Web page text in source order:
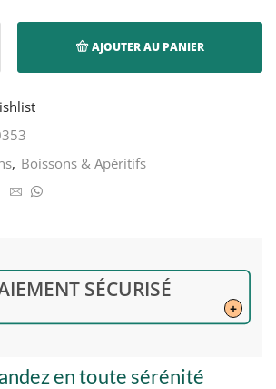
AJOUTER AU PANIER
, Boissons & Apéritifs
SÉCURISÉ
+
en toute sérénité